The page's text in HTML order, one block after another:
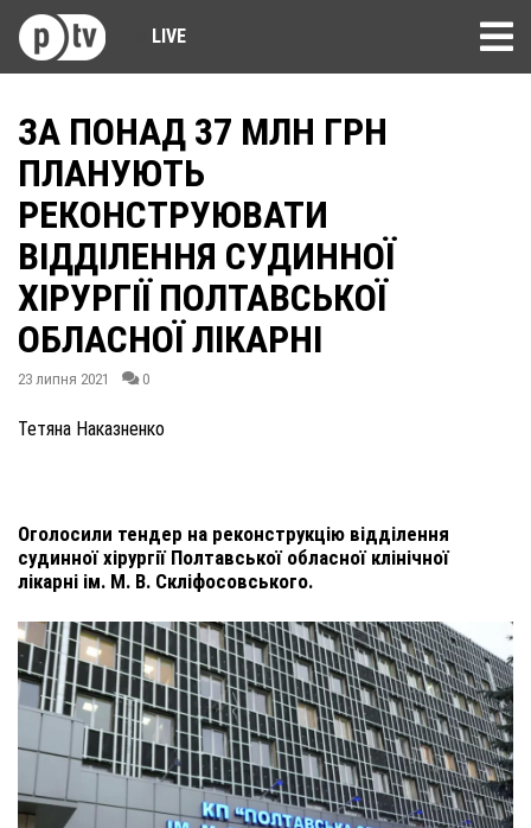
LIVE
ЗА ПОНАД 37 МЛН ГРН
ПЛАНУЮТЬ
РЕКОНСТРУЮВАТИ
ВІДДІЛЕННЯ СУДИННОЇ
ХІРУРГІЇ ПОЛТАВСЬКОЇ
ОБЛАСНОЇ ЛІКАРНІ
23 липня 2021 0
Тетяна Наказненко
Оголосили тендер на реконструкцію відділення
судинної хірургії Полтавської обласної клінічної
лікарні ім. М. В. Скліфосовського.